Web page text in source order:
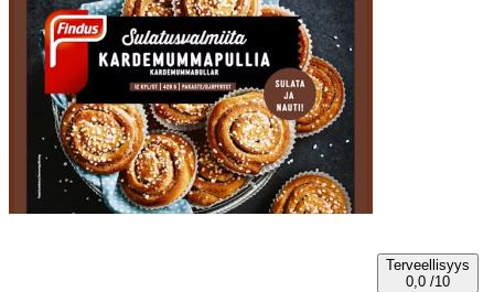
Terveellisyys
0,0 /10